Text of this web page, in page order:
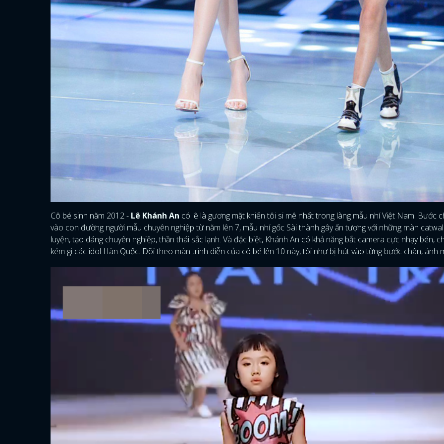
Cô bé sinh năm 2012 - Lê Khánh An có lẽ là gương mặt khiến tôi si mê nhất trong làng mẫu nhí Việt Nam. Bước
vào con đường người mẫu chuyên nghiệp từ năm lên 7, mẫu nhí gốc Sài thành gây ấn tượng với những màn
luyện, tạo dáng chuyên nghiệp, thần thái sắc lạnh. Và đặc biệt, Khánh An có khả năng bắt camera cực nhạy bén,
kém gì các idol Hàn Quốc. Dõi theo màn trình diễn của cô bé lên 10 này, tôi như bị hút vào từng bước chân, ánh